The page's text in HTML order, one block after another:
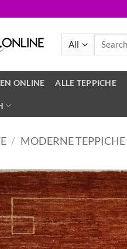
Search
ONLINE ALLE TEPPICHE
/ MODERNE TEPPICHE